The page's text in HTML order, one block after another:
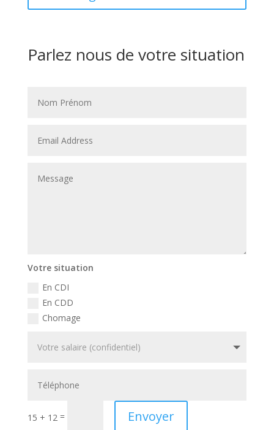
Parlez nous de votre situation
Votre situation
En CDI
En CDD
Chomage
15 + 12 = Envoyer